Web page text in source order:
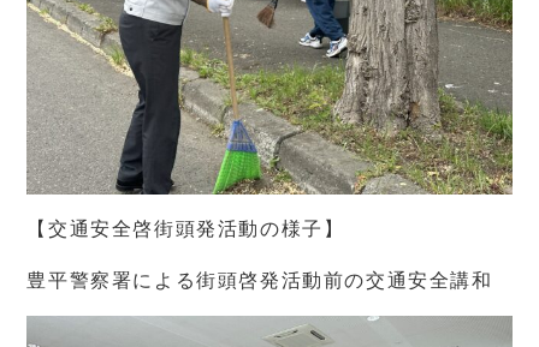
【交通安全啓街頭発活動の様子】
豊平警察署による街頭啓発活動前の交通安全講和